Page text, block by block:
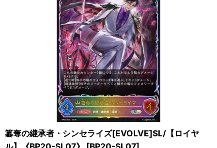
簒奪の継承者・シンセライズ[EVOLVE]SL/【ロイヤ